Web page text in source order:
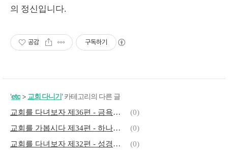
의 정신입니다.
공감 구독하기
'etc> 교회 다니기' 카테고리의 다른 글
교회를 다녀보자 제36편 - 금욕주의
(0)
교회를 가봅시다 제34편 - 하나님께 돈을 달라고 하면 돈을 주실까요?
(0)
교회를 다녀보자 제32편 - 성경은 과연 오류가 없을까요?
(0)